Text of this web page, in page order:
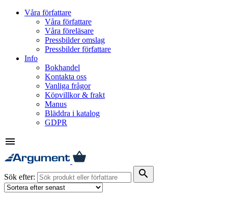
Våra författare
Våra författare
Våra föreläsare
Pressbilder omslag
Pressbilder författare
Info
Bokhandel
Kontakta oss
Vanliga frågor
Köpvillkor & frakt
Manus
Bläddra i katalog
GDPR
menu
Sök efter: search